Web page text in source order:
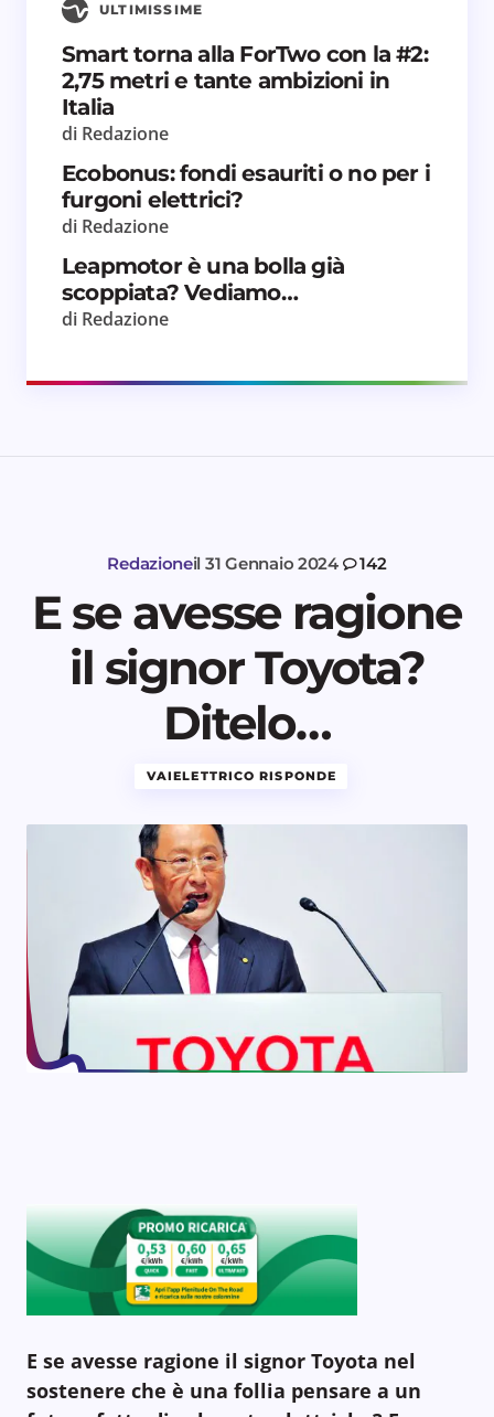
Salva il mio nome e email in questo browser
per il prossimo commento.
Invia commento
ULTIMISSIME
Smart torna alla ForTwo con la #2:
2,75 metri e tante ambizioni in
Italia
di Redazione
Ecobonus: fondi esauriti o no per i
furgoni elettrici?
di Redazione
Leapmotor è una bolla già
scoppiata? Vediamo…
di Redazione
Redazioneil 31 Gennaio 2024 142
E se avesse ragione
il signor Toyota?
Ditelo…
VAIELETTRICO RISPONDE
E se avesse ragione il signor Toyota nel
sostenere che è una follia pensare a un